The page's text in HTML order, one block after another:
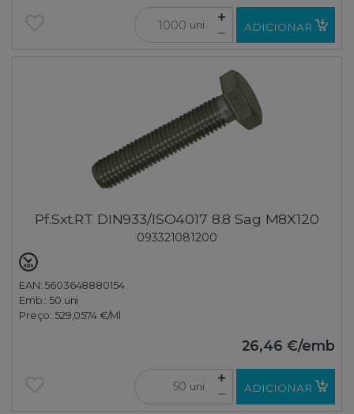
uni ADICIONAR
Pf.Sxt.RT DIN933/ISO4017 8.8 Sag M8X120
093321081200
EAN: 5603648880154
Emb.:50 uni
Preço: 529,0574 €/Ml
26,46 €/emb
uni ADICIONAR